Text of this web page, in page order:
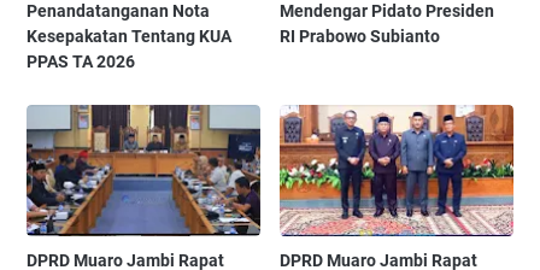
Penandatanganan Nota
Kesepakatan Tentang KUA
PPAS TA 2026 ‎ ‎
Mendengar Pidato Presiden
RI Prabowo Subianto ‎
‎DPRD Muaro Jambi Rapat
‎DPRD Muaro Jambi Rapat